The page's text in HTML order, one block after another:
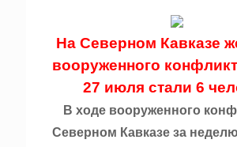
На Северном Кавказе
вооруженного
27 июля стали 6
В ходе вооруженного
Северном Кавказе за